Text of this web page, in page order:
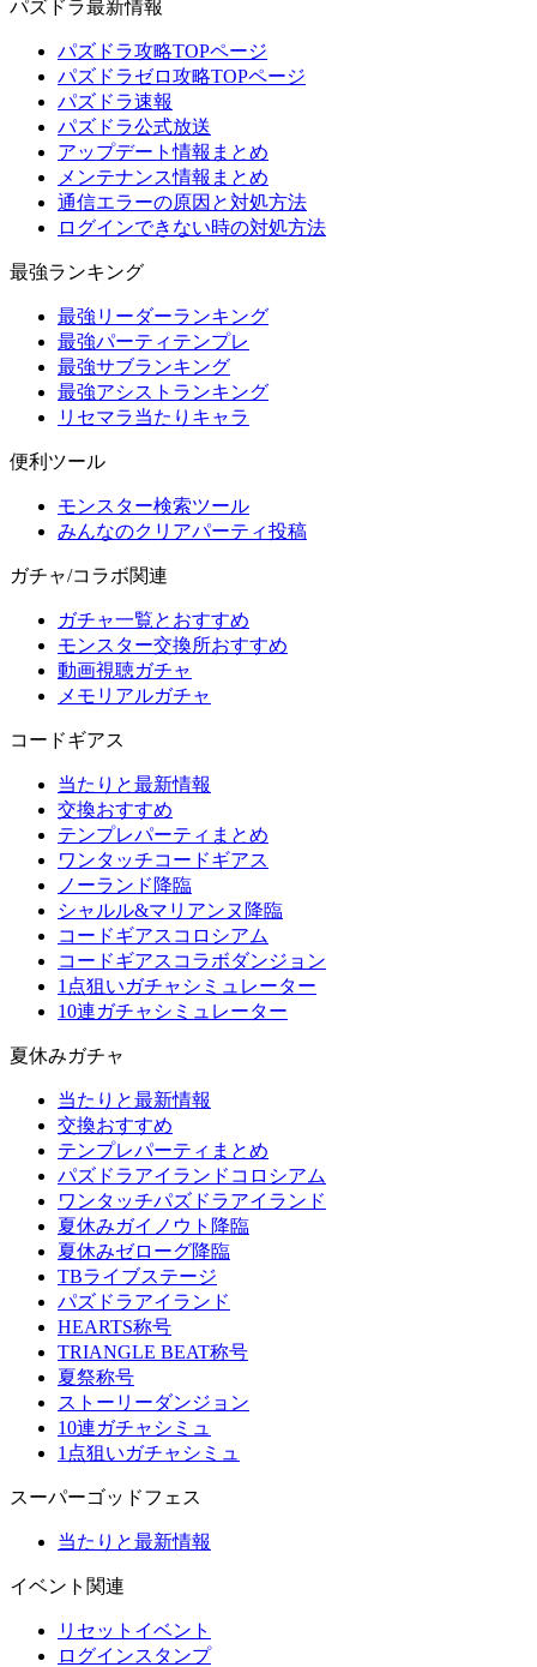
パズドラ最新情報
パズドラ攻略TOPページ
パズドラゼロ攻略TOPページ
パズドラ速報
パズドラ公式放送
アップデート情報まとめ
メンテナンス情報まとめ
通信エラーの原因と対処方法
ログインできない時の対処方法
最強ランキング
最強リーダーランキング
最強パーティテンプレ
最強サブランキング
最強アシストランキング
リセマラ当たりキャラ
便利ツール
モンスター検索ツール
みんなのクリアパーティ投稿
ガチャ/コラボ関連
ガチャ一覧とおすすめ
モンスター交換所おすすめ
動画視聴ガチャ
メモリアルガチャ
コードギアス
当たりと最新情報
交換おすすめ
テンプレパーティまとめ
ワンタッチコードギアス
ノーランド降臨
シャルル&マリアンヌ降臨
コードギアスコロシアム
コードギアスコラボダンジョン
1点狙いガチャシミュレーター
10連ガチャシミュレーター
夏休みガチャ
当たりと最新情報
交換おすすめ
テンプレパーティまとめ
パズドラアイランドコロシアム
ワンタッチパズドラアイランド
夏休みガイノウト降臨
夏休みゼローグ降臨
TBライブステージ
パズドラアイランド
HEARTS称号
TRIANGLE BEAT称号
夏祭称号
ストーリーダンジョン
10連ガチャシミュ
1点狙いガチャシミュ
スーパーゴッドフェス
当たりと最新情報
イベント関連
リセットイベント
ログインスタンプ